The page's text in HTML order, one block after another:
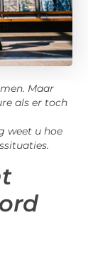
Maar
als er toch
weet u hoe